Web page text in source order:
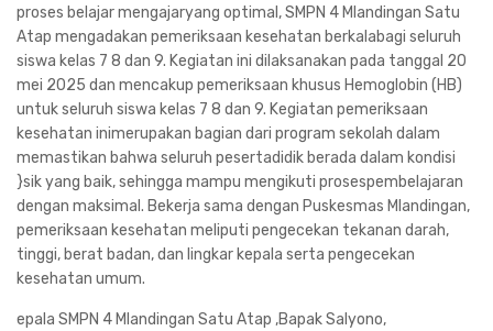
proses belajar mengajaryang optimal, SMPN 4 Mlandingan Satu
Atap mengadakan pemeriksaan kesehatan berkalabagi seluruh
siswa kelas 7 8 dan 9. Kegiatan ini dilaksanakan pada tanggal 20
mei 2025 dan mencakup pemeriksaan khusus Hemoglobin (HB)
untuk seluruh siswa kelas 7 8 dan 9. Kegiatan pemeriksaan
kesehatan inimerupakan bagian dari program sekolah dalam
memastikan bahwa seluruh pesertadidik berada dalam kondisi
}sik yang baik, sehingga mampu mengikuti prosespembelajaran
dengan maksimal. Bekerja sama dengan Puskesmas Mlandingan,
pemeriksaan kesehatan meliputi pengecekan tekanan darah,
tinggi, berat badan, dan lingkar kepala serta pengecekan
kesehatan umum.
epala SMPN 4 Mlandingan Satu Atap ,Bapak Salyono,